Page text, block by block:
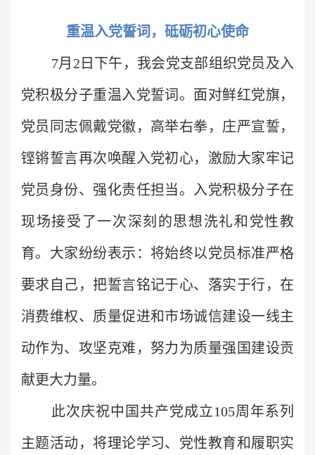
重温入党誓词，砥砺初心使命
7月2日下午，我会党支部组织党员及入
党积极分子重温入党誓词。面对鲜红党旗，
党员同志佩戴党徽，高举右拳，庄严宣誓，
铿锵誓言再次唤醒入党初心，激励大家牢记
党员身份、强化责任担当。入党积极分子在
现场接受了一次深刻的思想洗礼和党性教
育。大家纷纷表示：将始终以党员标准严格
要求自己，把誓言铭记于心、落实于行，在
消费维权、质量促进和市场诚信建设一线主
动作为、攻坚克难，努力为质量强国建设贡
献更大力量。
此次庆祝中国共产党成立105周年系列
主题活动，将理论学习、党性教育和履职实